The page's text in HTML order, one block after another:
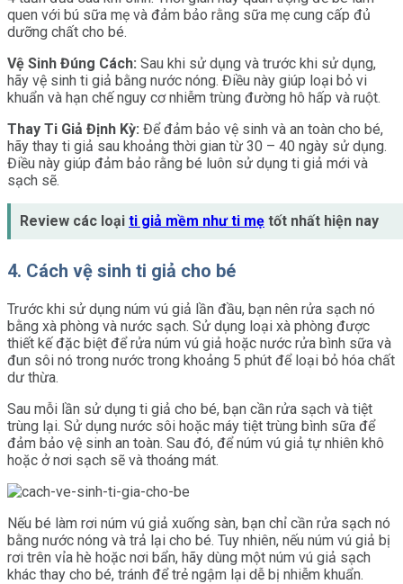
quen với bú sữa mẹ và đảm bảo rằng sữa mẹ cung cấp đủ
dưỡng chất cho bé.
Vệ Sinh Đúng Cách: Sau khi sử dụng và trước khi sử dụng,
hãy vệ sinh ti giả bằng nước nóng. Điều này giúp loại bỏ vi
khuẩn và hạn chế nguy cơ nhiễm trùng đường hô hấp và ruột.
Thay Ti Giả Định Kỳ: Để đảm bảo vệ sinh và an toàn cho bé,
hãy thay ti giả sau khoảng thời gian từ 30 – 40 ngày sử dụng.
Điều này giúp đảm bảo rằng bé luôn sử dụng ti giả mới và
sạch sẽ.
Review các loại ti giả mềm như ti mẹ tốt nhất hiện nay
4. Cách vệ sinh ti giả cho bé
Trước khi sử dụng núm vú giả lần đầu, bạn nên rửa sạch nó
bằng xà phòng và nước sạch. Sử dụng loại xà phòng được
thiết kế đặc biệt để rửa núm vú giả hoặc nước rửa bình sữa và
đun sôi nó trong nước trong khoảng 5 phút để loại bỏ hóa chất
dư thừa.
Sau mỗi lần sử dụng ti giả cho bé, bạn cần rửa sạch và tiệt
trùng lại. Sử dụng nước sôi hoặc máy tiệt trùng bình sữa để
đảm bảo vệ sinh an toàn. Sau đó, để núm vú giả tự nhiên khô
hoặc ở nơi sạch sẽ và thoáng mát.
Nếu bé làm rơi núm vú giả xuống sàn, bạn chỉ cần rửa sạch nó
bằng nước nóng và trả lại cho bé. Tuy nhiên, nếu núm vú giả bị
rơi trên vỉa hè hoặc nơi bẩn, hãy dùng một núm vú giả sạch
khác thay cho bé, tránh để trẻ ngậm lại dễ bị nhiễm khuẩn.